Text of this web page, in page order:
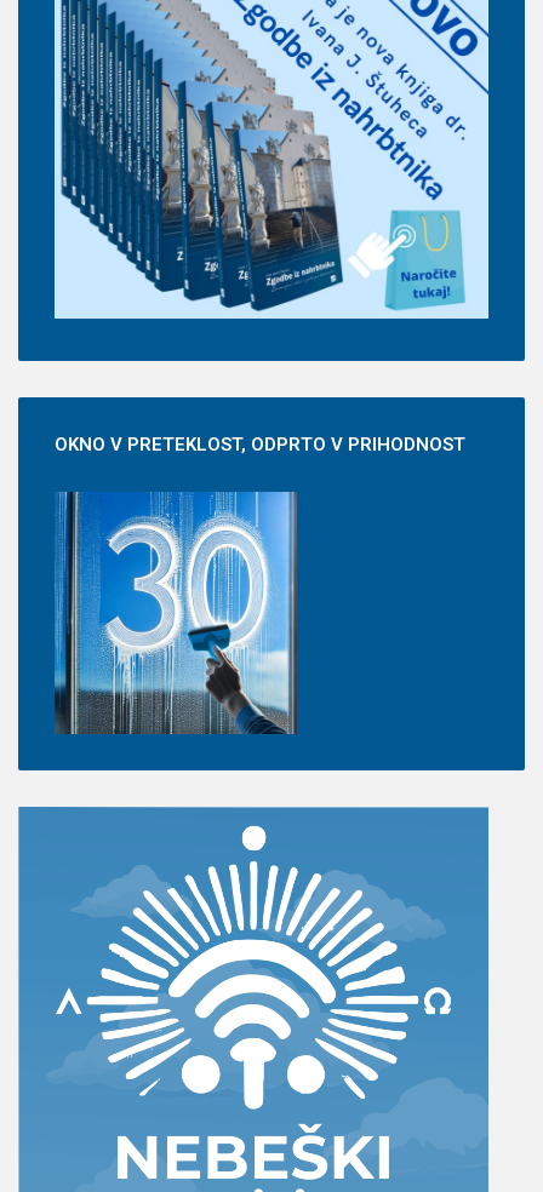
OKNO V PRETEKLOST, ODPRTO V PRIHODNOST